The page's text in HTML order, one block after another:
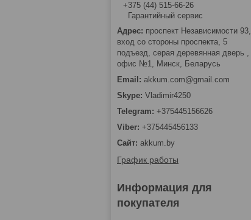
+375 (44) 515-66-26
Гарантийный сервис
проспект Независимости 93,
вход со стороны проспекта, 5
подъезд, серая деревянная дверь ,
офис №1, Минск, Беларусь
akkum.com@gmail.com
Vladimir4250
+375445156626
+375445456133
akkum.by
График работы
Информация для
покупателя